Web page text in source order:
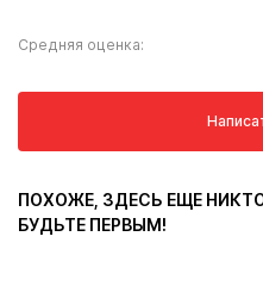
Средняя оценка:
ПОХОЖЕ, ЗДЕСЬ ЕЩЕ
БУДЬТЕ ПЕРВЫМ!